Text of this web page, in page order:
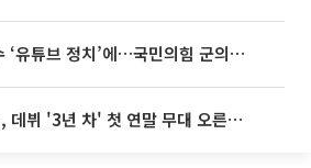
우성빈 기장군수 ‘유튜브 정치’에…국민의힘 군의원들 집단 반발
'전참시' 리센느, 데뷔 '3년 차' 첫 연말 무대 오른다⋯"그동안 섭외 안 와"